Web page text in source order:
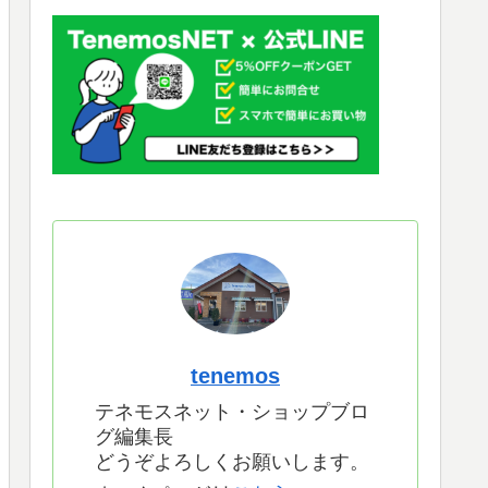
tenemos
テネモスネット・ショップブロ
グ編集長
どうぞよろしくお願いします。